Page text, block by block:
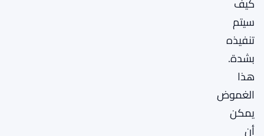
سيتم
تنفيذه
بشدة.
هذا
الغموض
يمكن
أن